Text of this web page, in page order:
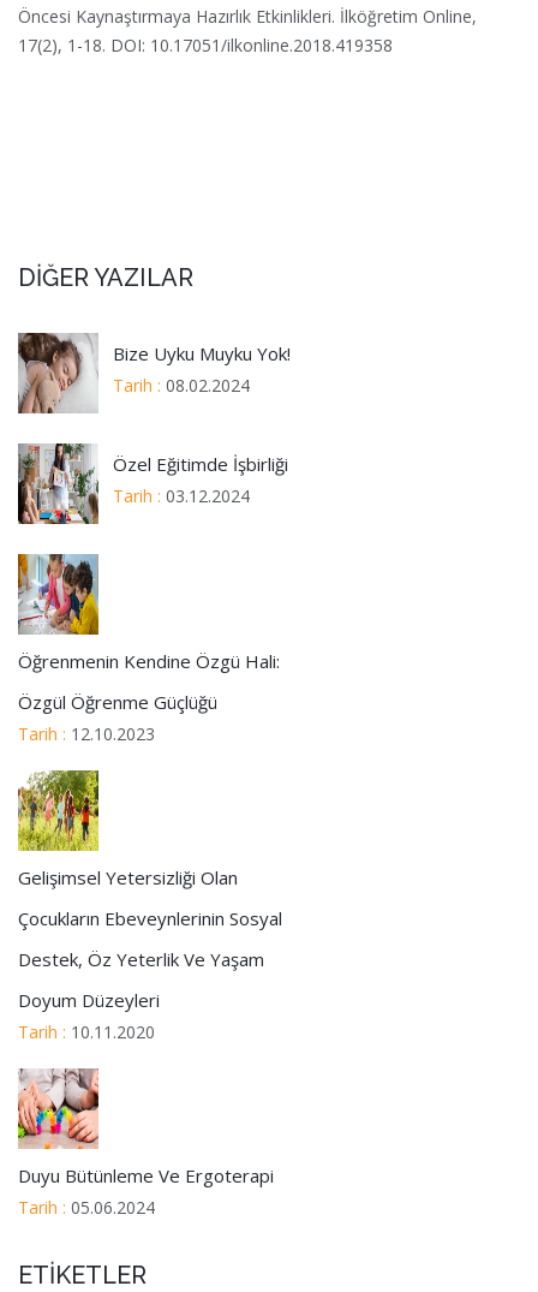
Öncesi Kaynaştırmaya Hazırlık Etkinlikleri. İlköğretim Online,
17(2), 1-18. DOI: 10.17051/ilkonline.2018.419358
DİĞER YAZILAR
Bize Uyku Muyku Yok!
Tarih : 08.02.2024
Özel Eğitimde İşbirliği
Tarih : 03.12.2024
Öğrenmenin Kendine Özgü Hali:
Özgül Öğrenme Güçlüğü
Tarih : 12.10.2023
Gelişimsel Yetersizliği Olan
Çocukların Ebeveynlerinin Sosyal
Destek, Öz Yeterlik Ve Yaşam
Doyum Düzeyleri
Tarih : 10.11.2020
Duyu Bütünleme Ve Ergoterapi
Tarih : 05.06.2024
ETİKETLER